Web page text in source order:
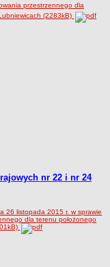
przestrzennego dla
(2283kB)
nr 22 i nr 24
26 listopada 2015 r. w sprawie
dla terenu położonego